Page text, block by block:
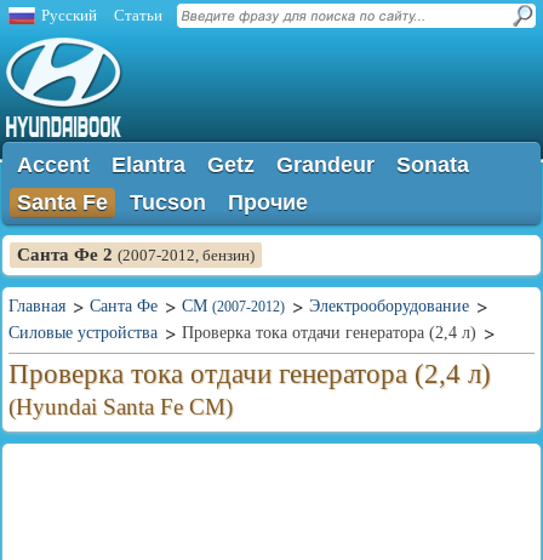
Русский Статьи
Accent Elantra Getz Grandeur
Sonata
Santa Fe
Tucson Прочие
Санта Фе 2 (2007-2012, бензин)
Главная Санта Фе CM (2007-2012)
Электрооборудование
Силовые устройства
Проверка тока отдачи генератора (2,4 л)
Проверка тока отдачи генератора (2,4 л)
(Hyundai Santa Fe CM)